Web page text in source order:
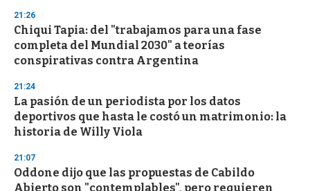
21:26
Chiqui Tapia: del "trabajamos para una fase
completa del Mundial 2030" a teorías
conspirativas contra Argentina
21:24
La pasión de un periodista por los datos
deportivos que hasta le costó un matrimonio: la
historia de Willy Viola
21:07
Oddone dijo que las propuestas de Cabildo
Abierto son "contemplables", pero requieren